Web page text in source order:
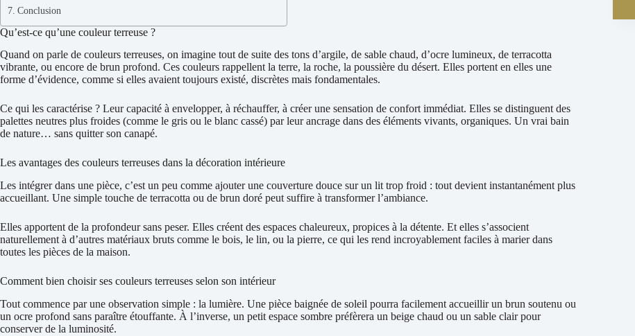
Conclusion
Qu’est-ce qu’une couleur terreuse ?
Quand on parle de couleurs terreuses, on imagine tout de suite des tons d’argile, de sable chaud, d’ocre lumineux, de terracotta
vibrante, ou encore de brun profond. Ces couleurs rappellent la terre, la roche, la poussière du désert. Elles portent en elles une
forme d’évidence, comme si elles avaient toujours existé, discrètes mais fondamentales.
Ce qui les caractérise ? Leur capacité à envelopper, à réchauffer, à créer une sensation de confort immédiat. Elles se distinguent des
palettes neutres plus froides (comme le gris ou le blanc cassé) par leur ancrage dans des éléments vivants, organiques. Un vrai bain
de nature… sans quitter son canapé.
Les avantages des couleurs terreuses dans la décoration intérieure
Les intégrer dans une pièce, c’est un peu comme ajouter une couverture douce sur un lit trop froid : tout devient instantanément plus
accueillant. Une simple touche de terracotta ou de brun doré peut suffire à transformer l’ambiance.
Elles apportent de la profondeur sans peser. Elles créent des espaces chaleureux, propices à la détente. Et elles s’associent
naturellement à d’autres matériaux bruts comme le bois, le lin, ou la pierre, ce qui les rend incroyablement faciles à marier dans
toutes les pièces de la maison.
Comment bien choisir ses couleurs terreuses selon son intérieur
Tout commence par une observation simple : la lumière. Une pièce baignée de soleil pourra facilement accueillir un brun soutenu ou
un ocre profond sans paraître étouffante. À l’inverse, un petit espace sombre préfèrera un beige chaud ou un sable clair pour
conserver de la luminosité.